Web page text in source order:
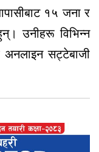
१५ जना र
उनीहरू विभिन्न
अनलाइन सट्टेबाजी